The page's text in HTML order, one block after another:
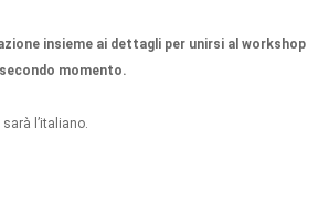
insieme ai dettagli per unirsi al workshop
momento.
l’italiano.